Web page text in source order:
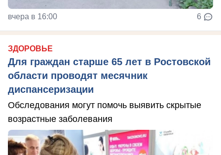
вчера в 16:00 6
ЗДОРОВЬЕ
Для граждан старше 65 лет в Ростовской
области проводят месячник
диспансеризации
Обследования могут помочь выявить скрытые
возрастные заболевания